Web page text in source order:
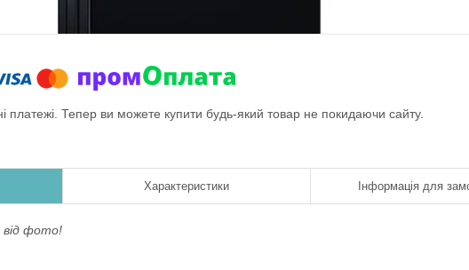
платежі. Тепер ви можете купити будь-який товар не покидаючи сайту.
Характеристики Інформація для
від фото!